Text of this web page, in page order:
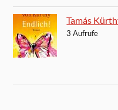
Tamás
3 Aufrufe